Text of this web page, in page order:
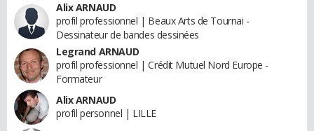
Alix ARNAUD
profil professionnel | Beaux Arts de Tournai -
Dessinateur de bandes dessinées
Legrand ARNAUD
profil professionnel | Crédit Mutuel Nord Europe -
Formateur
Alix ARNAUD
profil personnel | LILLE